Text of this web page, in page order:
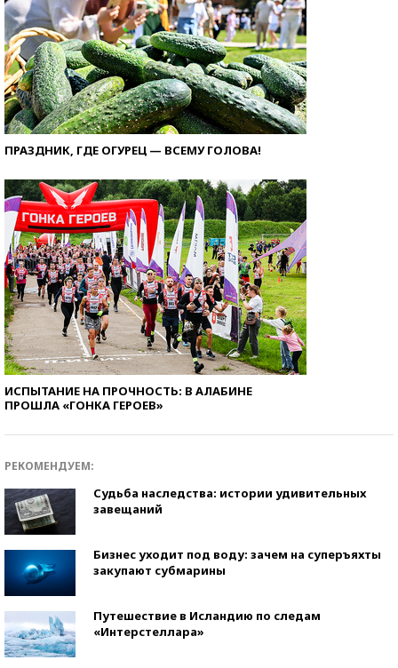
ПРАЗДНИК, ГДЕ ОГУРЕЦ — ВСЕМУ ГОЛОВА!
ИСПЫТАНИЕ НА ПРОЧНОСТЬ: В АЛАБИНЕ
ПРОШЛА «ГОНКА ГЕРОЕВ»
РЕКОМЕНДУЕМ:
Судьба наследства: истории удивительных
завещаний
Бизнес уходит под воду: зачем на суперъяхты
закупают субмарины
Путешествие в Исландию по следам
«Интерстеллара»